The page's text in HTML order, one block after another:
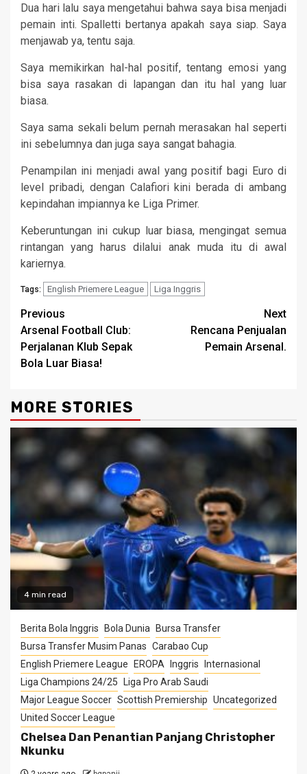
Dua hari lalu saya mengetahui bahwa saya bisa menjadi
pemain inti. Spalletti bertanya apakah saya siap. Saya
menjawab ya, tentu saja.
Saya memikirkan hal-hal positif, tentang emosi yang
bisa saya rasakan di lapangan dan itu hal yang luar
biasa.
Saya sama sekali belum pernah merasakan hal seperti
ini sebelumnya dan juga saya sangat bahagia.
Penampilan ini menjadi awal yang positif bagi Euro di
level pribadi, dengan Calafiori kini berada di ambang
kepindahan impiannya ke Liga Primer.
Keberuntungan ini cukup luar biasa, mengingat semua
rintangan yang harus dilalui anak muda itu di awal
kariernya.
Tags: English Priemere League Liga Inggris
Continue
Reading
Previous
Arsenal Football Club:
Perjalanan Klub Sepak
Bola Luar Biasa!
Next
Rencana Penjualan
Pemain Arsenal.
MORE STORIES
4 min read
Berita Bola Inggris Bola Dunia
Bursa Transfer
Bursa Transfer Musim Panas Carabao Cup
English Priemere League
EROPA Inggris
Internasional
Liga Champions 24/25
Liga Pro Arab Saudi
Major League Soccer Scottish Premiership Uncategorized
United Soccer League
Chelsea Dan Penantian Panjang Christopher
Nkunku